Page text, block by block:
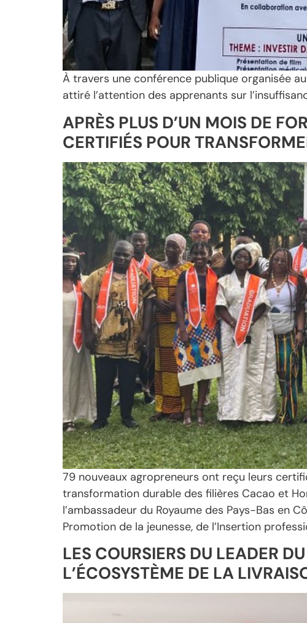
À travers une conférence publique organisée
attiré l’attention des apprenants sur
APRÈS PLUS D’UN MOIS DE
CERTIFIÉS POUR
79 nouveaux agropreneurs ont reçu leurs
transformation durable des filières Cacao et
l’ambassadeur du Royaume des Pays-Bas en
Promotion de la jeunesse, de l’Insertion
LES COURSIERS DU LEADER
L’ÉCOSYSTÈME DE LA